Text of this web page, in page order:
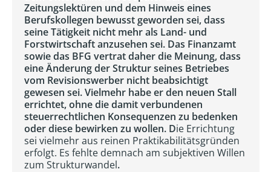
Zeitungslektüren und dem Hinweis eines
Berufskollegen bewusst geworden sei, dass
seine Tätigkeit nicht mehr als Land- und
Forstwirtschaft anzusehen sei. Das Finanzamt
sowie das BFG vertrat daher die Meinung, dass
eine Änderung der Struktur seines Betriebes
vom Revisionswerber nicht beabsichtigt
gewesen sei. Vielmehr habe er den neuen Stall
errichtet, ohne die damit verbundenen
steuerrechtlichen Konsequenzen zu bedenken
oder diese bewirken zu wollen. Die Errichtung
sei vielmehr aus reinen Praktikabilitätsgründen
erfolgt. Es fehlte demnach am subjektiven Willen
zum Strukturwandel.